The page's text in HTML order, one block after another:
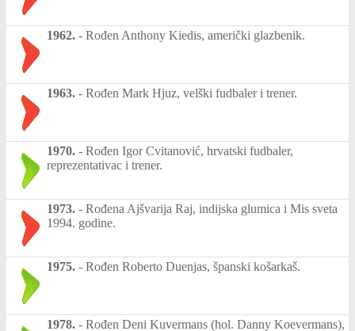
1962. - Rođen Anthony Kiedis, američki glazbenik.
1963. - Rođen Mark Hjuz, velški fudbaler i trener.
1970. - Rođen Igor Cvitanović, hrvatski fudbaler,
reprezentativac i trener.
1973. - Rođena Ajšvarija Raj, indijska glumica i Mis sveta
1994. godine.
1975. - Rođen Roberto Duenjas, španski košarkaš.
1978. - Rođen Deni Kuvermans (hol. Danny Koevermans),